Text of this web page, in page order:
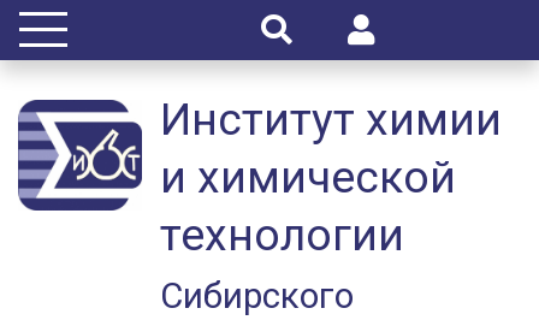
Институт химии
и химической
технологии
Сибирского